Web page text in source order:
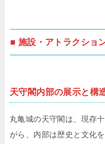
■ 施設・アトラクショ
天守閣内部の展示と構
丸亀城の天守閣は、現存
がら、内部は歴史と文化